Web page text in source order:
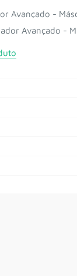
Avançado -
Avançado -